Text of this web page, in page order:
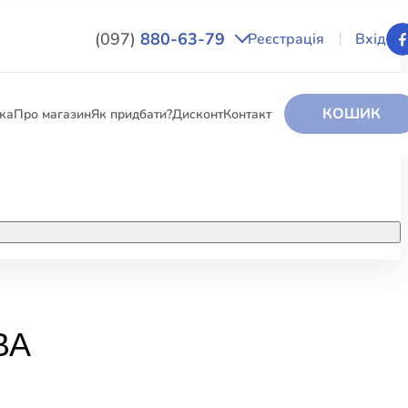
(097) 880-63-79 Реєстрація Вхід
Про магазинЯк придбати?ДисконтКонтакт КОШИК